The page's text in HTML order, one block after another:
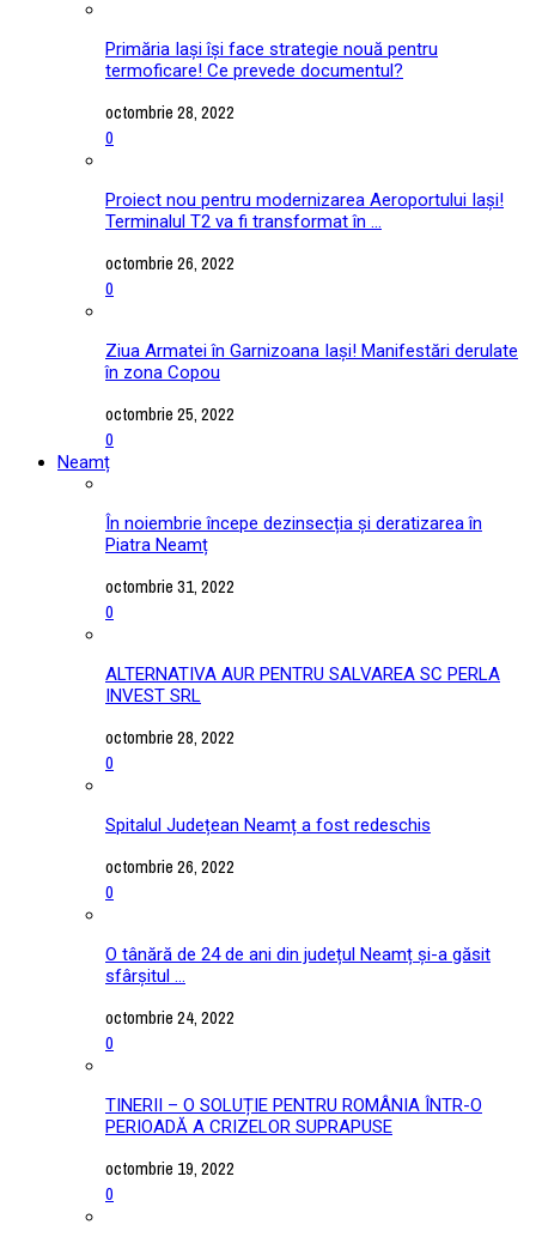
Primăria Iași își face strategie nouă pentru
termoficare! Ce prevede documentul?
octombrie 28, 2022
0
Proiect nou pentru modernizarea Aeroportului Iași!
Terminalul T2 va fi transformat în ...
octombrie 26, 2022
0
Ziua Armatei în Garnizoana Iași! Manifestări derulate
în zona Copou
octombrie 25, 2022
0
Neamț
În noiembrie începe dezinsecția și deratizarea în
Piatra Neamț
octombrie 31, 2022
0
ALTERNATIVA AUR PENTRU SALVAREA SC PERLA
INVEST SRL
octombrie 28, 2022
0
Spitalul Județean Neamț a fost redeschis
octombrie 26, 2022
0
O tânără de 24 de ani din județul Neamț și-a găsit
sfârșitul ...
octombrie 24, 2022
0
TINERII – O SOLUȚIE PENTRU ROMÂNIA ÎNTR-O
PERIOADĂ A CRIZELOR SUPRAPUSE
octombrie 19, 2022
0